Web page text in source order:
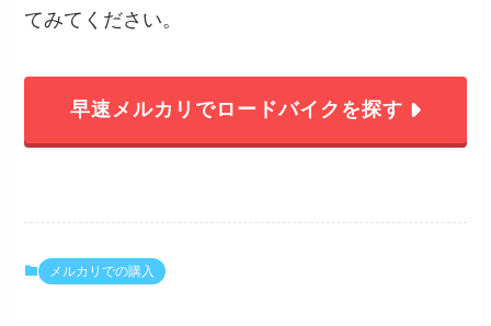
てみてください。
早速メルカリでロードバイクを探す
メルカリでの購入